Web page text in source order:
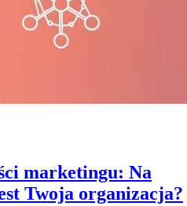
marketingu: Na
Twoja organizacja?